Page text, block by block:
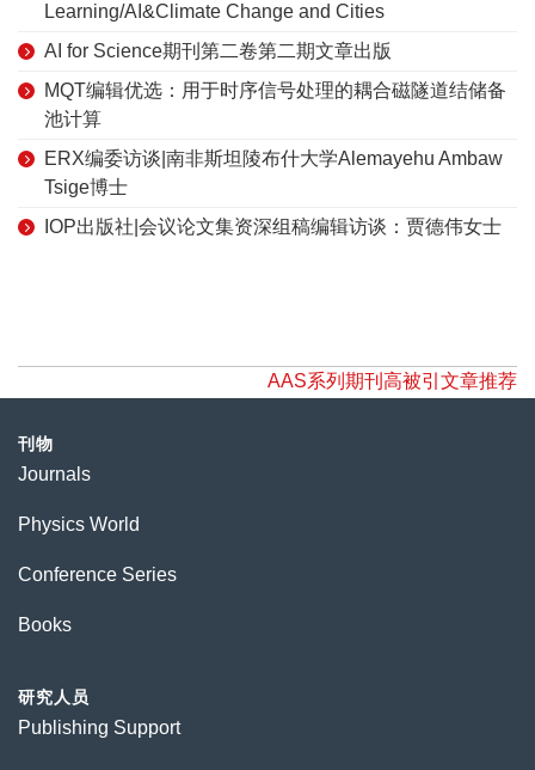
Learning/AI&Climate Change and Cities
AI for Science期刊第二卷第二期文章出版
MQT编辑优选：用于时序信号处理的耦合磁隧道结储备
池计算
ERX编委访谈|南非斯坦陵布什大学Alemayehu Ambaw
Tsige博士
IOP出版社|会议论文集资深组稿编辑访谈：贾德伟女士
AAS系列期刊高被引文章推荐
刊物
Journals
Physics World
Conference Series
Books
研究人员
Publishing Support